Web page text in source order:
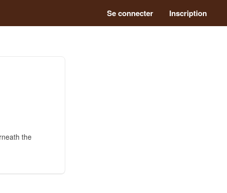
Se connecter Inscription
the